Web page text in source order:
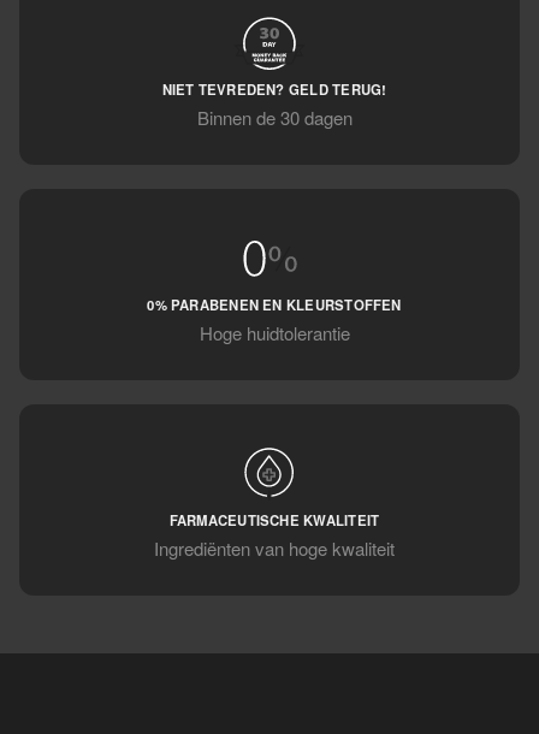
NIET TEVREDEN? GELD TERUG!
Binnen de 30 dagen
0% PARABENEN EN KLEURSTOFFEN
Hoge huidtolerantie
FARMACEUTISCHE KWALITEIT
Ingrediënten van hoge kwaliteit